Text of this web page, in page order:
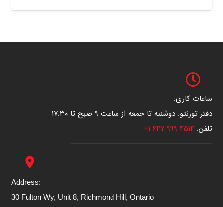
ساعات کاری:
دفتر تورنتو: دوشنبه تا جمعه از ساعت ۹ صبح تا ۱۷:۳۰
تلفن:۴۵۱۴ ۹۹۹ ۶۴۷ ۱+
place
Address:
30 Fulton Wy, Unit 8, Richmond Hill, Ontario